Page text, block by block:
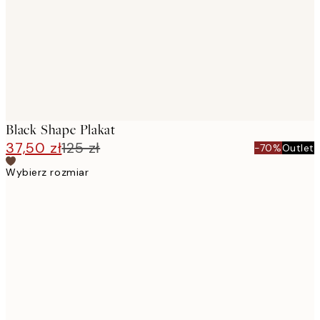
Black Shape Plakat
37,50 zł125 zł -70%Outlet
Wybierz rozmiar